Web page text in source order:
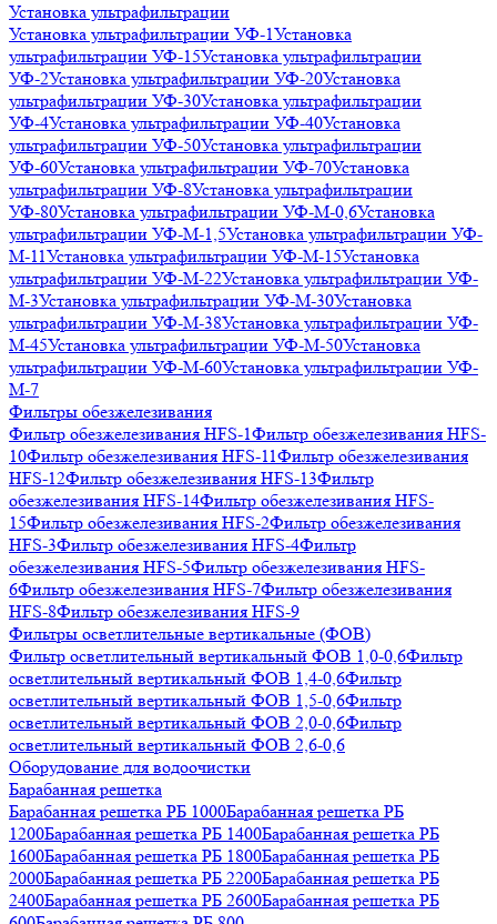
Установка ультрафильтрации
Установка ультрафильтрации УФ-1Установка
ультрафильтрации УФ-15Установка ультрафильтрации
УФ-2Установка ультрафильтрации УФ-20Установка
ультрафильтрации УФ-30Установка ультрафильтрации
УФ-4Установка ультрафильтрации УФ-40Установка
ультрафильтрации УФ-50Установка ультрафильтрации
УФ-60Установка ультрафильтрации УФ-70Установка
ультрафильтрации УФ-8Установка ультрафильтрации
УФ-80Установка ультрафильтрации УФ-М-0,6Установка
ультрафильтрации УФ-М-1,5Установка ультрафильтрации УФ-
М-11Установка ультрафильтрации УФ-М-15Установка
ультрафильтрации УФ-М-22Установка ультрафильтрации УФ-
М-3Установка ультрафильтрации УФ-М-30Установка
ультрафильтрации УФ-М-38Установка ультрафильтрации УФ-
М-45Установка ультрафильтрации УФ-М-50Установка
ультрафильтрации УФ-М-60Установка ультрафильтрации УФ-
М-7
Фильтры обезжелезивания
Фильтр обезжелезивания HFS-1Фильтр обезжелезивания HFS-
10Фильтр обезжелезивания HFS-11Фильтр обезжелезивания
HFS-12Фильтр обезжелезивания HFS-13Фильтр
обезжелезивания HFS-14Фильтр обезжелезивания HFS-
15Фильтр обезжелезивания HFS-2Фильтр обезжелезивания
HFS-3Фильтр обезжелезивания HFS-4Фильтр
обезжелезивания HFS-5Фильтр обезжелезивания HFS-
6Фильтр обезжелезивания HFS-7Фильтр обезжелезивания
HFS-8Фильтр обезжелезивания HFS-9
Фильтры осветлительные вертикальные (ФОВ)
Фильтр осветлительный вертикальный ФОВ 1,0-0,6Фильтр
осветлительный вертикальный ФОВ 1,4-0,6Фильтр
осветлительный вертикальный ФОВ 1,5-0,6Фильтр
осветлительный вертикальный ФОВ 2,0-0,6Фильтр
осветлительный вертикальный ФОВ 2,6-0,6
Оборудование для водоочистки
Барабанная решетка
Барабанная решетка РБ 1000Барабанная решетка РБ
1200Барабанная решетка РБ 1400Барабанная решетка РБ
1600Барабанная решетка РБ 1800Барабанная решетка РБ
2000Барабанная решетка РБ 2200Барабанная решетка РБ
2400Барабанная решетка РБ 2600Барабанная решетка РБ